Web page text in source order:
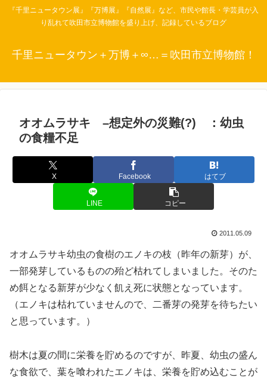
『千里ニュータウン展』『万博展』『自然展』など、市民や館長・学芸員が入
り乱れて吹田市立博物館を盛り上げ、記録しているブログ
千里ニュータウン＋万博＋∞…＝吹田市立博物館！
オオムラサキ –想定外の災難(?) ：幼虫
の食糧不足
X Facebook はてブ
LINE コピー
2011.05.09
オオムラサキ幼虫の食樹のエノキの枝（昨年の新芽）が、
一部発芽しているものの殆ど枯れてしまいました。そのた
め餌となる新芽が少なく飢え死に状態となっています。
（エノキは枯れていませんので、二番芽の発芽を待ちたい
と思っています。）
樹木は夏の間に栄養を貯めるのですが、昨夏、幼虫の盛ん
な食欲で、葉を喰われたエノキは、栄養を貯め込むことが